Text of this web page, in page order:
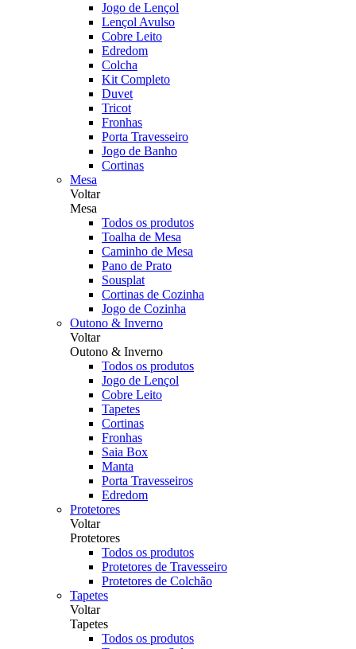
Jogo de Lençol
Lençol Avulso
Cobre Leito
Edredom
Colcha
Kit Completo
Duvet
Tricot
Fronhas
Porta Travesseiro
Jogo de Banho
Cortinas
Mesa
Voltar
Mesa
Todos os produtos
Toalha de Mesa
Caminho de Mesa
Pano de Prato
Sousplat
Cortinas de Cozinha
Jogo de Cozinha
Outono & Inverno
Voltar
Outono & Inverno
Todos os produtos
Jogo de Lençol
Cobre Leito
Tapetes
Cortinas
Fronhas
Saia Box
Manta
Porta Travesseiros
Edredom
Protetores
Voltar
Protetores
Todos os produtos
Protetores de Travesseiro
Protetores de Colchão
Tapetes
Voltar
Tapetes
Todos os produtos